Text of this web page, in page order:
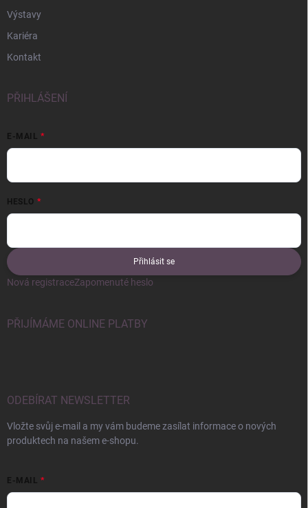
Výstavy
Kariéra
Kontakt
PŘIHLÁŠENÍ
E-MAIL
HESLO
Přihlásit se
Nová registraceZapomenuté heslo
PŘIJÍMÁME ONLINE PLATBY
ODEBÍRAT NEWSLETTER
Vložte svůj e-mail a my vám budeme zasílat informace o nových
produktech na našem e-shopu.
E-MAIL